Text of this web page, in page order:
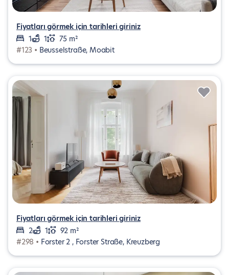
Fiyatları görmek için tarihleri giriniz
1
1
75 m²
#123 • Beusselstraße, Moabit
Fiyatları görmek için tarihleri giriniz
2
1
92 m²
#298 • Forster 2 , Forster Straße, Kreuzberg